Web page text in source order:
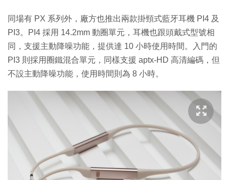
同場有 PX 系列外，廠方也推出兩款掛頸式藍牙耳機 PI4 及
PI3。PI4 採用 14.2mm 動圈單元，耳機也跟頭戴式型號相
同，支援主動降噪功能，提供達 10 小時使用時間。入門的
PI3 則採用圈鐵混合單元，同樣支援 aptx-HD 高清編碼，但
不設主動降噪功能，使用時間則為 8 小時。